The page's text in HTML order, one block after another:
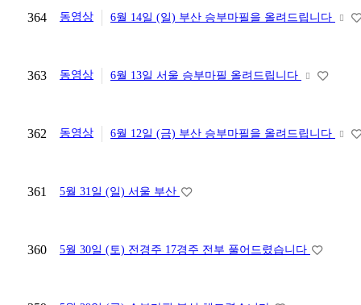
364 동영상 6월 14일 (일) 부산 승부마필을 올려드립니다
363 동영상 6월 13일 서울 승부마필 올려드립니다
362 동영상 6월 12일 (금) 부산 승부마필을 올려드립니다
361 5월 31일 (일) 서울 부산
360 5월 30일 (토) 전경주 17경주 전부 풀어드렸습니다